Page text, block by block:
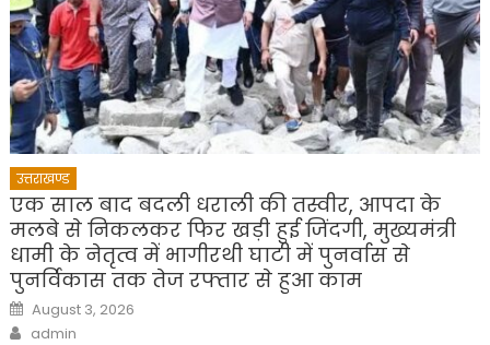
उत्तराखण्ड
एक साल बाद बदली धराली की तस्वीर, आपदा के
मलबे से निकलकर फिर खड़ी हुई जिंदगी, मुख्यमंत्री
धामी के नेतृत्व में भागीरथी घाटी में पुनर्वास से
पुनर्विकास तक तेज रफ्तार से हुआ काम
Posted
on
August 3, 2026
Author
admin